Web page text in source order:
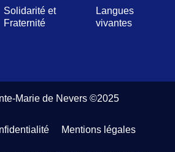
Solidarité et
Fraternité
Langues
vivantes
Marie de Nevers ©2025
Mentions légales